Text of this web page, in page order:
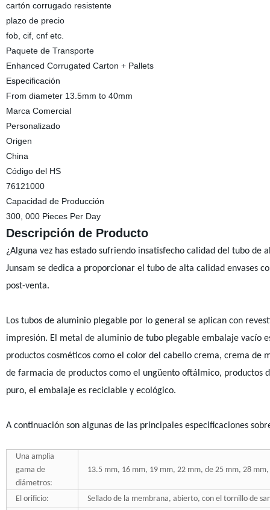
cartón corrugado resistente
plazo de precio
fob, cif, cnf etc.
Paquete de Transporte
Enhanced Corrugated Carton + Pallets
Especificación
From diameter 13.5mm to 40mm
Marca Comercial
Personalizado
Origen
China
Código del HS
76121000
Capacidad de Producción
300, 000 Pieces Per Day
Descripción de Producto
¿Alguna vez has estado sufriendo insatisfecho calidad del tubo
Junsam se dedica a proporcionar el tubo de alta calidad envases
post-venta.
Los tubos de aluminio plegable por lo general se aplican con
impresión. El metal de aluminio de tubo plegable embalaje vacío
productos cosméticos como el color del cabello crema, crema de
de farmacia de productos como el ungüento oftálmico,
puro, el embalaje es reciclable y ecológico.
A continuación son algunas de las principales especificaciones
Una amplia
gama de
diámetros:
13.5 mm, 16 mm, 19 mm, 22 mm, de 25 mm, 28
El orificio:
Sellado de la membrana, abierto, con el tornillo de